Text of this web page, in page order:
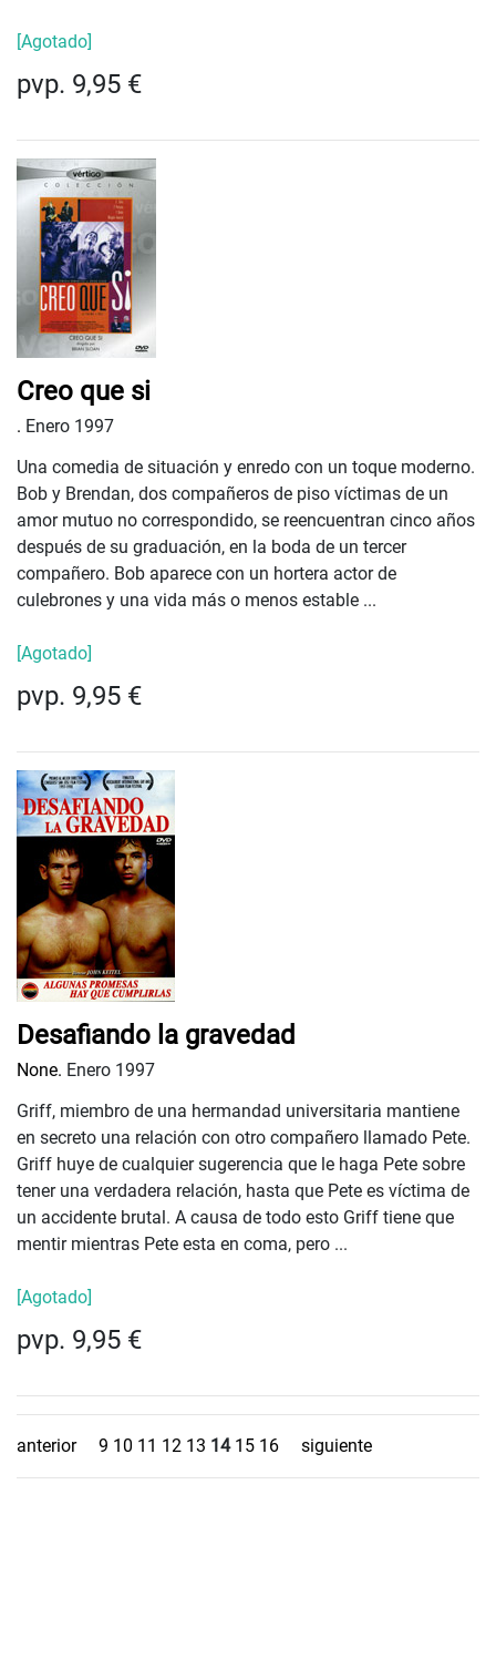
[Agotado]
pvp. 9,95 €
Creo que si
. Enero 1997
Una comedia de situación y enredo con un toque moderno.
Bob y Brendan, dos compañeros de piso víctimas de un
amor mutuo no correspondido, se reencuentran cinco años
después de su graduación, en la boda de un tercer
compañero. Bob aparece con un hortera actor de
culebrones y una vida más o menos estable ...
[Agotado]
pvp. 9,95 €
Desafiando la gravedad
None. Enero 1997
Griff, miembro de una hermandad universitaria mantiene
en secreto una relación con otro compañero llamado Pete.
Griff huye de cualquier sugerencia que le haga Pete sobre
tener una verdadera relación, hasta que Pete es víctima de
un accidente brutal. A causa de todo esto Griff tiene que
mentir mientras Pete esta en coma, pero ...
[Agotado]
pvp. 9,95 €
anterior 9 10 11 12 13 14 15 16 siguiente